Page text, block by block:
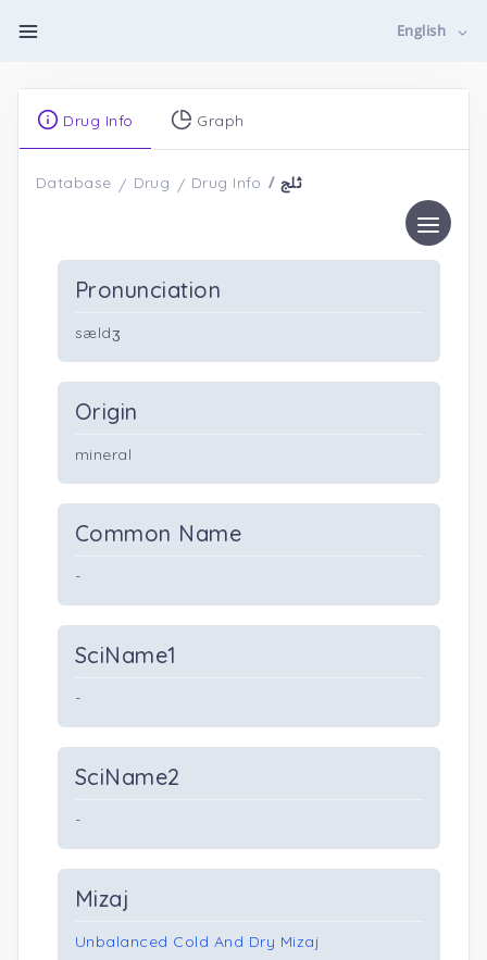
English
Drug Info Graph
Database Drug Drug Info ثلج
Pronunciation
sældʒ
Origin
mineral
Common Name
-
SciName1
-
SciName2
-
Mizaj
Unbalanced Cold And Dry Mizaj